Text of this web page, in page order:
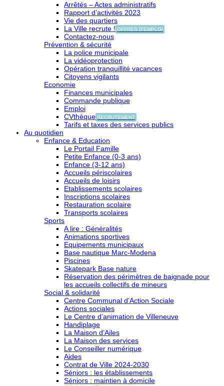
Arrêtés – Actes administratifs
Rapport d’activités 2023
Vie des quartiers
La Ville recrute ! OFFRES D'EMPLOI
Contactez-nous
Prévention & sécurité
La police municipale
La vidéoprotection
Opération tranquillité vacances
Citoyens vigilants
Economie
Finances municipales
Commande publique
Emploi
CVthèque RECRUTEMENT
Tarifs et taxes des services publics
Au quotidien
Enfance & Education
Le Portail Famille
Petite Enfance (0-3 ans)
Enfance (3-12 ans)
Accueils périscolaires
Accueils de loisirs
Etablissements scolaires
Inscriptions scolaires
Restauration scolaire
Transports scolaires
Sports
A lire : Généralités
Animations sportives
Equipements municipaux
Base nautique Marc-Modena
Piscines
Skatepark Base nature
Réservation des périmètres de baignade pour
les accueils collectifs de mineurs
Social & solidarité
Centre Communal d’Action Sociale
Actions sociales
Le Centre d’animation de Villeneuve
Handiplage
La Maison d’Ailes
La Maison des services
Le Conseiller numérique
Aides
Contrat de Ville 2024-2030
Séniors : les établissements
Séniors : maintien à domicile